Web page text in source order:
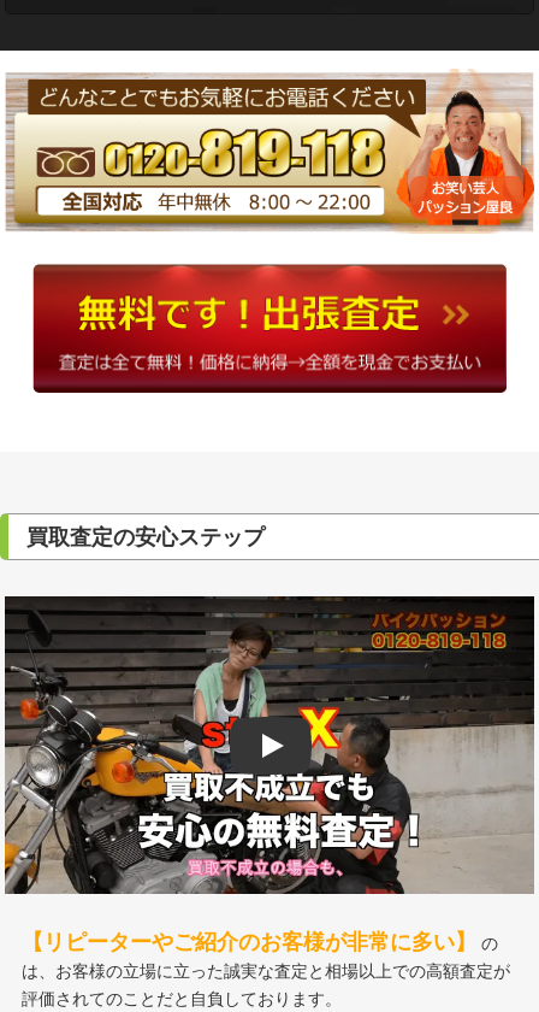
買取査定の安心ステップ
Play
【リピーターやご紹介のお客様が非常に多い】
は、お客様の立場に立った誠実な査定と相場以上での高額査定が
評価されてのことだと自負しております。